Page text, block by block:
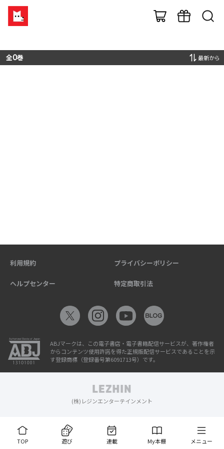
全0巻 最新から
TOP 遊び 連載 My本棚 メニュー
利用規約 プライバシーポリシー
ヘルプセンター 特定商取引法
ABJマークは、この電子書店・電子書籍配信サービスが、著作権者
からコンテンツ使用許諾を得た正規版配信サービスであることを示
す登録商標（登録番号第6091713号）です。
(株)レジンエンターテインメント